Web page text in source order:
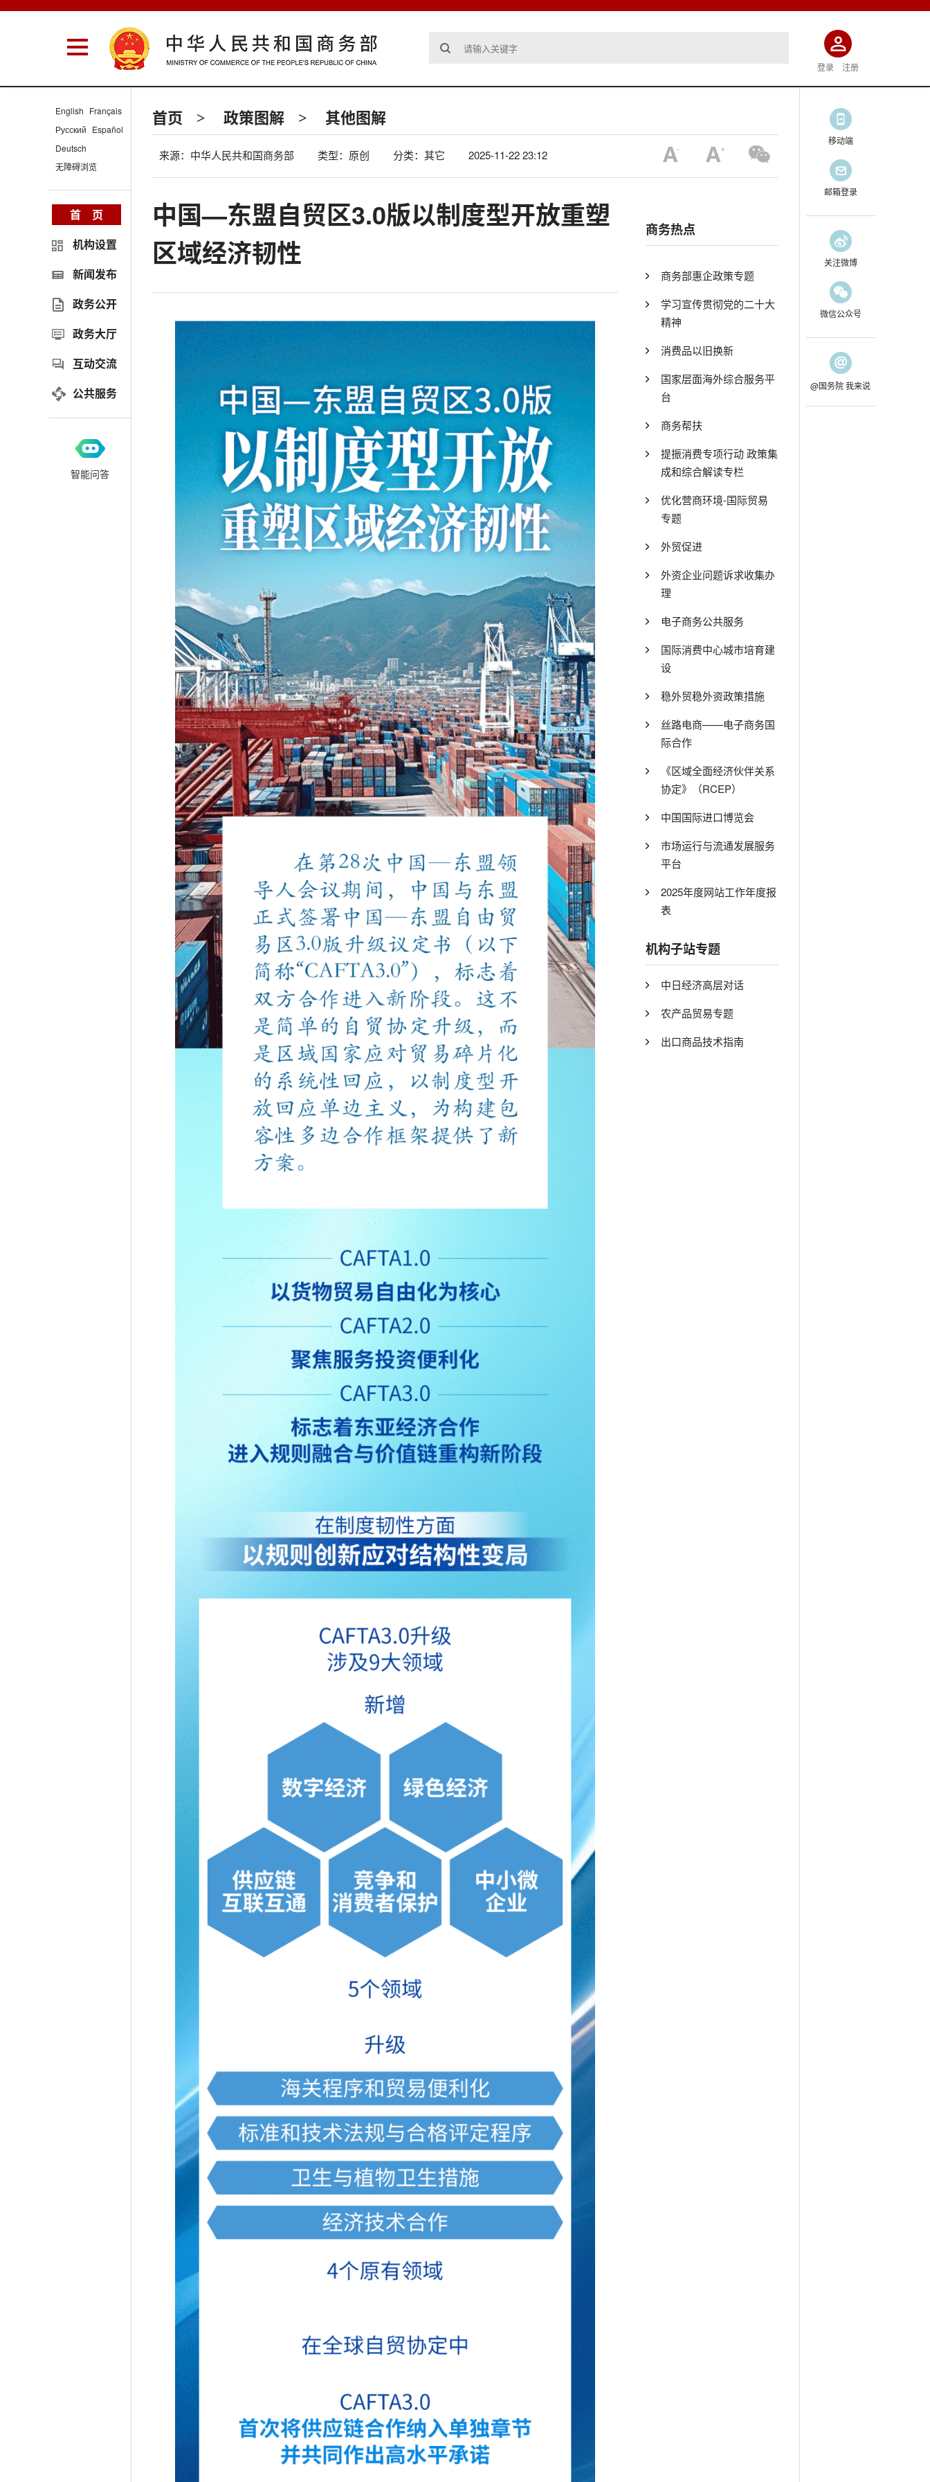
登录 注册
首页 > 政策图解 > 其他图解
来源：中华人民共和国商务部 类型：原创 分类：其它 2025-11-22 23:12
中国—东盟自贸区3.0版以制度型开放重塑
区域经济韧性
商务热点
商务部惠企政策专题
学习宣传贯彻党的二十大
精神
消费品以旧换新
国家层面海外综合服务平
台
商务帮扶
提振消费专项行动 政策集
成和综合解读专栏
优化营商环境-国际贸易
专题
外贸促进
外资企业问题诉求收集办
理
电子商务公共服务
国际消费中心城市培育建
设
稳外贸稳外资政策措施
丝路电商——电子商务国
际合作
《区域全面经济伙伴关系
协定》（RCEP）
中国国际进口博览会
市场运行与流通发展服务
平台
2025年度网站工作年度报
表
机构子站专题
中日经济高层对话
农产品贸易专题
出口商品技术指南
English Français
Русский Español
Deutsch
无障碍浏览
首 页
机构设置
新闻发布
政务公开
政务大厅
互动交流
公共服务
智能问答
移动端
邮箱登录
关注微博
微信公众号
@国务院 我来说